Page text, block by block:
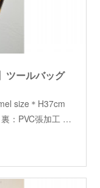
ツールバッグ
size＊H37cm
：PVC張加工 …